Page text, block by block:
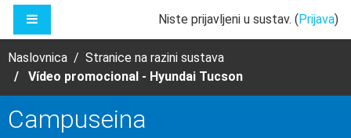
Preskoči na sadržaj
Niste prijavljeni u sustav. (Prijava)
Naslovnica
Stranice na razini sustava
Vídeo promocional - Hyundai Tucson
Campuseina